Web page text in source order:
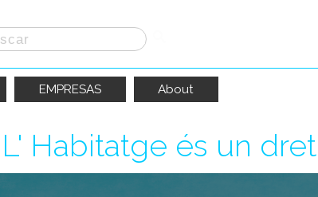
EMPRESAS About
L' Habitatge és un